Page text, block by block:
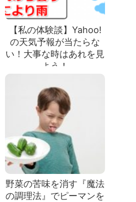
【私の体験談】Yahoo!
の天気予報が当たらな
い！大事な時はあれを見
よう！
野菜の苦味を消す『魔法
の調理法』でピーマンを